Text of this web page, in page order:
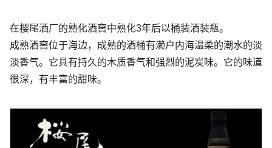
在樱尾酒厂的熟化酒窖中熟化3年后以桶装酒装瓶。
成熟酒窖位于海边，成熟的酒桶有濑户内海温柔的潮水的淡
淡香气。它具有持久的木质香气和强烈的泥炭味。它的味道
很深，有丰富的甜味。